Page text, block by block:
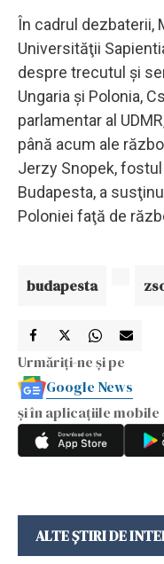
În cadrul dezbaterii,
Universităţii
despre trecutul şi
Ungaria şi Polonia,
parlamentar al
până acum ale
Jerzy Snopek,
Budapesta, a
Poloniei faţă de
budapesta
Urmăriți-ne și pe
Google News
și în aplicațiile mobile
ALTE ȘTIRI DE